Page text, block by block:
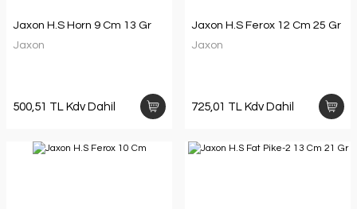
Jaxon H.S Horn 9 Cm 13 Gr
Jaxon
500,51 TL Kdv Dahil
Jaxon H.S Ferox 12 Cm 25 Gr
Jaxon
725,01 TL Kdv Dahil